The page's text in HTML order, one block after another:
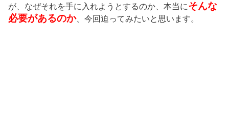
が、なぜそれを手に入れようとするのか、本当にそんな
必要があるのか、今回迫ってみたいと思います。